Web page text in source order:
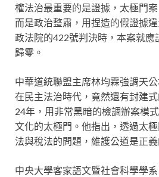
權法治最重要的是證據，太極門
而是政治整肅，用捏造的假證據
政法院的422號判決時，本案就應
歸零。
中華道統聯盟主席林均霖強調天
在民主法治時代，竟然還有封建
24年，用非常黑暗的檢調辦案模
文化的太極門。他指出，透過太
法與稅法的問題，維護公道是正義
中央大學客家語文暨社會科學學